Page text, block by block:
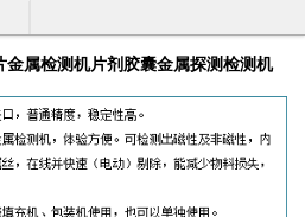
属检测机片剂胶囊金属探测检测机